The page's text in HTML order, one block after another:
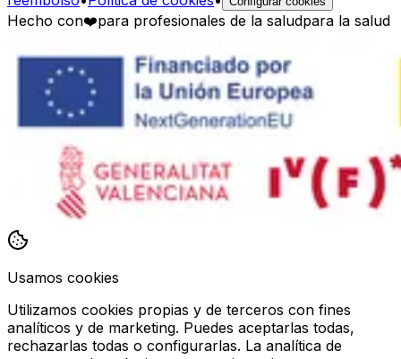
Hecho con❤️para profesionales de la saludpara la salud
Usamos cookies
Utilizamos cookies propias y de terceros con fines
analíticos y de marketing. Puedes aceptarlas todas,
rechazarlas todas o configurarlas. La analítica de